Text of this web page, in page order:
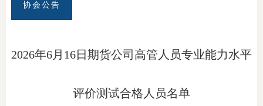
自律规
协会公告
2026年6月16日期货公司高管人员专业能力水平
评价测试合格人员名单